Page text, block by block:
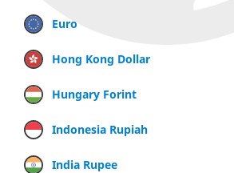
Euro
Hong Kong Dollar
Hungary Forint
Indonesia Rupiah
India Rupee